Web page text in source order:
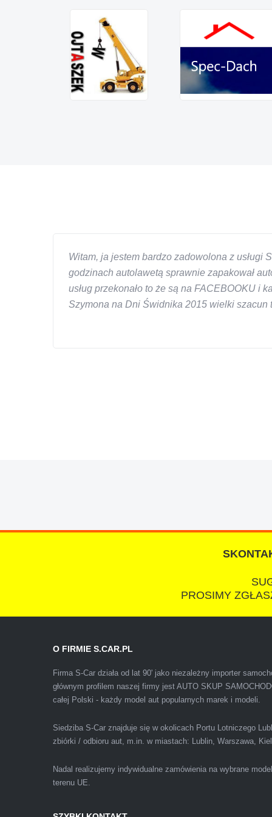
Witam, ja jestem bardzo zadowolona z usługi
godzinach autolawetą sprawnie zapakował
usług przekonało to że są na FACEBOOKU i
Szymona na Dni Świdnika 2015 wielki szacun
chcecie natknac sie na spaslych
wiedziałem, że sprzedaż samochodu może
Pewnego dnia Rozmawialem z kolega na
PROSIMY
O FIRMIE S.CAR.PL
Firma S-Car działa od lat 90' jako niezależny importer
głównym profilem naszej firmy jest AUTO SKUP
całej Polski - każdy model aut popularnych marek i modeli.
Siedziba S-Car znajduje się w okolicach Portu Lotniczego
zbiórki / odbioru aut, m.in. w miastach: Lublin, Warszawa,
Nadal realizujemy indywidualne zamówienia na wybrane
terenu UE.